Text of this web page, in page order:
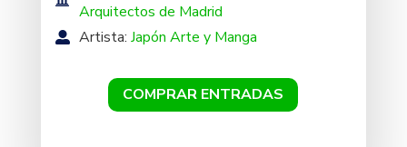
Arquitectos de Madrid
Artista: Japón Arte y Manga
COMPRAR ENTRADAS